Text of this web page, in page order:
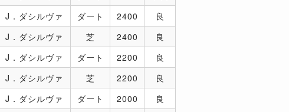
J．ダシルヴァ ダート 2400
良
J．ダシルヴァ 芝 2400
良
J．ダシルヴァ ダート 2200
良
J．ダシルヴァ 芝 2200
良
J．ダシルヴァ ダート 2000
良